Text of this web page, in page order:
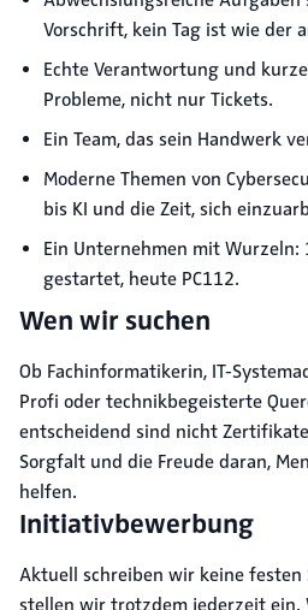
Vorschrift, kein Tag ist wie der
Echte Verantwortung und
Probleme, nicht nur Tickets.
Ein Team, das sein Handwerk
Moderne Themen von
bis KI und die Zeit, sich
Ein Unternehmen mit Wurzeln:
gestartet, heute PC112.
Wen wir suchen
Ob Fachinformatikerin, IT-
Profi oder technikbegeisterte
entscheidend sind nicht
Sorgfalt und die Freude daran,
helfen.
Initiativbewerbung
Aktuell schreiben wir keine festen
stellen wir trotzdem jederzeit ein.